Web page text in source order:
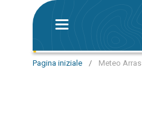
Pagina iniziale / Meteo Arras